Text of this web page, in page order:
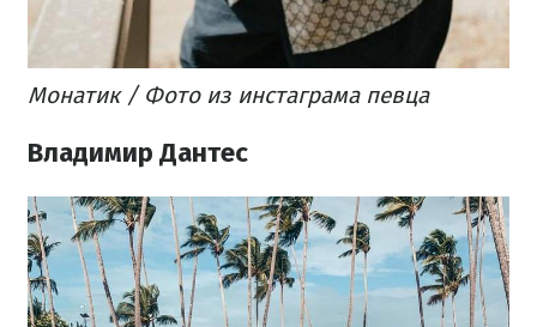
Монатик / Фото из инстаграма певца​
Владимир Дантес